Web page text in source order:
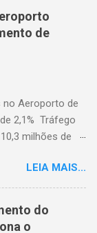
celebra
a marca
dando
de apoiar
toda a região,
com base no
Desde o seu
Academia de
hotelaria que
​​em
agora em
ainda mais sua
de
no Aeroporto de
2,1% Tráfego
milhões de
utilizaram o
em março de
registrou
apesar dos
LEIA MAIS...
do
o